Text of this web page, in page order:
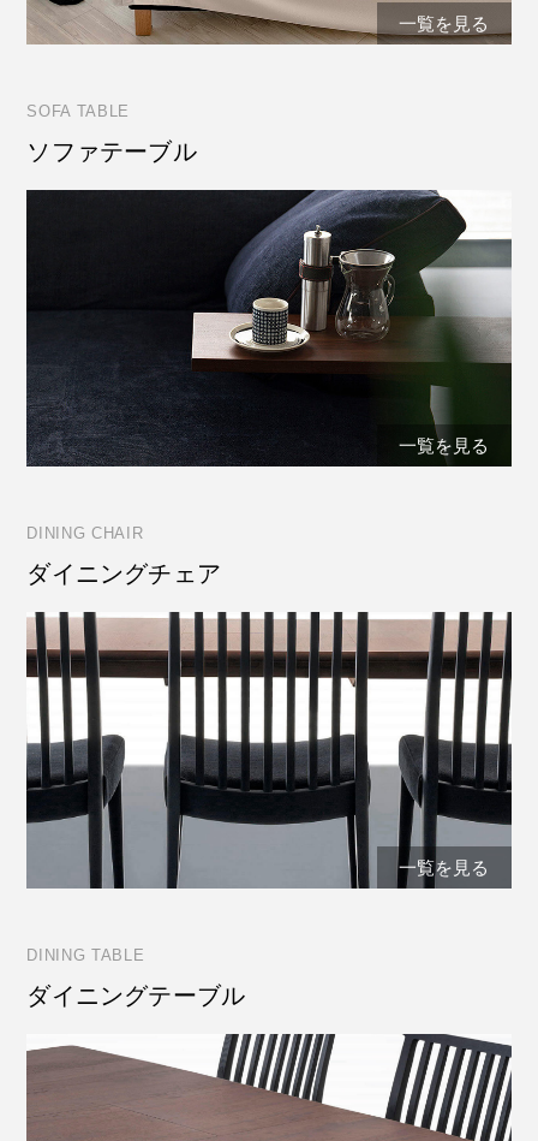
一覧を見る
SOFA TABLE
ソファテーブル
一覧を見る
DINING CHAIR
ダイニングチェア
一覧を見る
DINING TABLE
ダイニングテーブル